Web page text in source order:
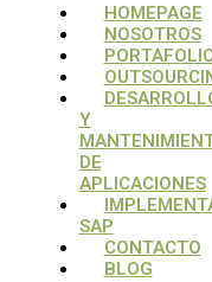
Menú
HOMEPAGE
NOSOTROS
Y
DE
APLICACIONES
SAP
CONTACTO
BLOG